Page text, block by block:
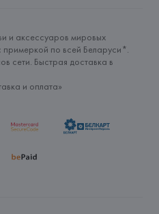
и аксессуаров мировых
примеркой по всей Беларуси*.
сети. Быстрая доставка в
и оплата»